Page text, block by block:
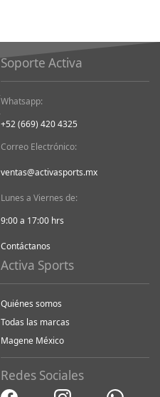
Soporte Activa
Whatsapp:
+52 (669) 420 4325
Correo Electrónico:
ventas@activasports.mx
Lunes a Viernes de:
9:00 a 17:00 hrs
Contáctanos
Activa Sports
Quiénes somos
Todas las marcas
Magene México
Redes Sociales